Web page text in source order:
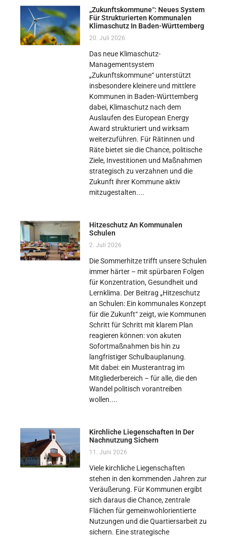
„Zukunftskommune“: Neues System
Für Strukturierten Kommunalen
Klimaschutz In Baden-Württemberg
20. Juli 2026
Das neue Klimaschutz-
Managementsystem
„Zukunftskommune“ unterstützt
insbesondere kleinere und mittlere
Kommunen in Baden-Württemberg
dabei, Klimaschutz nach dem
Auslaufen des European Energy
Award strukturiert und wirksam
weiterzuführen. Für Rätinnen und
Räte bietet sie die Chance, politische
Ziele, Investitionen und Maßnahmen
strategisch zu verzahnen und die
Zukunft ihrer Kommune aktiv
mitzugestalten.
Hitzeschutz An Kommunalen
Schulen
2. Juli 2026
Die Sommerhitze trifft unsere Schulen
immer härter – mit spürbaren Folgen
für Konzentration, Gesundheit und
Lernklima. Der Beitrag „Hitzeschutz
an Schulen: Ein kommunales Konzept
für die Zukunft“ zeigt, wie Kommunen
Schritt für Schritt mit klarem Plan
reagieren können: von akuten
Sofortmaßnahmen bis hin zu
langfristiger Schulbauplanung.
Mit dabei: ein Musterantrag im
Mitgliederbereich – für alle, die den
Wandel politisch vorantreiben
wollen.
Kirchliche Liegenschaften In Der
Nachnutzung Sichern
11. Juni 2026
Viele kirchliche Liegenschaften
stehen in den kommenden Jahren zur
Veräußerung. Für Kommunen ergibt
sich daraus die Chance, zentrale
Flächen für gemeinwohlorientierte
Nutzungen und die Quartiersarbeit zu
sichern. Eine strategische